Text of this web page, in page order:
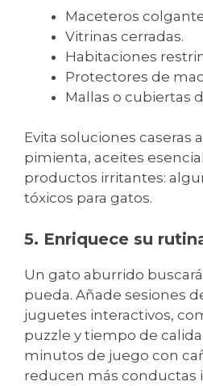
Maceteros
Vitrinas cerradas.
Habitaciones
Protectores de
Mallas o cubiertas
Evita soluciones caseras
pimienta, aceites
productos irritantes:
tóxicos para gatos.
5. Enriquece su
Un gato aburrido
pueda. Añade sesiones
juguetes interactivos,
puzzle y tiempo de
minutos de juego con
reducen más conductas